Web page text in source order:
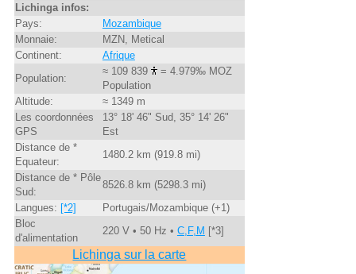
Lichinga infos:
Pays:
Mozambique
Monnaie:
MZN, Metical
Continent:
Afrique
Population:
≈ 109 839
= 4.979‰ MOZ
Population
Altitude:
≈ 1349 m
Les coordonnées
GPS
13° 18' 46" Sud, 35° 14' 26"
Est
Distance de *
Equateur:
1480.2 km (919.8 mi)
Distance de * Pôle
Sud:
8526.8 km (5298.3 mi)
Langues: [*2]
Portugais/Mozambique (+1)
Bloc
d'alimentation
220 V • 50 Hz • C,F,M [*3]
Lichinga sur la carte